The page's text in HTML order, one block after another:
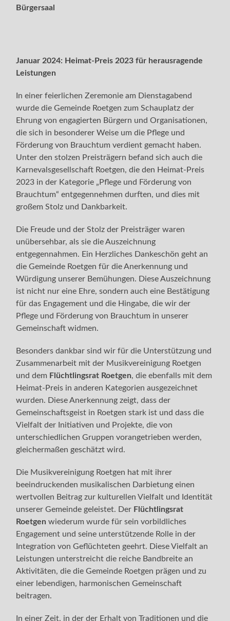
Bürgersaal
Januar 2024: Heimat-Preis 2023 für herausragende
Leistungen
In einer feierlichen Zeremonie am Dienstagabend
wurde die Gemeinde Roetgen zum Schauplatz der
Ehrung von engagierten Bürgern und Organisationen,
die sich in besonderer Weise um die Pflege und
Förderung von Brauchtum verdient gemacht haben.
Unter den stolzen Preisträgern befand sich auch die
Karnevalsgesellschaft Roetgen, die den Heimat-Preis
2023 in der Kategorie „Pflege und Förderung von
Brauchtum“ entgegennehmen durften, und dies mit
großem Stolz und Dankbarkeit.
Die Freude und der Stolz der Preisträger waren
unübersehbar, als sie die Auszeichnung
entgegennahmen. Ein Herzliches Dankeschön geht an
die Gemeinde Roetgen für die Anerkennung und
Würdigung unserer Bemühungen. Diese Auszeichnung
ist nicht nur eine Ehre, sondern auch eine Bestätigung
für das Engagement und die Hingabe, die wir der
Pflege und Förderung von Brauchtum in unserer
Gemeinschaft widmen.
Besonders dankbar sind wir für die Unterstützung und
Zusammenarbeit mit der Musikvereinigung Roetgen
und dem Flüchtlingsrat Roetgen, die ebenfalls mit dem
Heimat-Preis in anderen Kategorien ausgezeichnet
wurden. Diese Anerkennung zeigt, dass der
Gemeinschaftsgeist in Roetgen stark ist und dass die
Vielfalt der Initiativen und Projekte, die von
unterschiedlichen Gruppen vorangetrieben werden,
gleichermaßen geschätzt wird.
Die Musikvereinigung Roetgen hat mit ihrer
beeindruckenden musikalischen Darbietung einen
wertvollen Beitrag zur kulturellen Vielfalt und Identität
unserer Gemeinde geleistet. Der Flüchtlingsrat
Roetgen wiederum wurde für sein vorbildliches
Engagement und seine unterstützende Rolle in der
Integration von Geflüchteten geehrt. Diese Vielfalt an
Leistungen unterstreicht die reiche Bandbreite an
Aktivitäten, die die Gemeinde Roetgen prägen und zu
einer lebendigen, harmonischen Gemeinschaft
beitragen.
In einer Zeit, in der der Erhalt von Traditionen und die